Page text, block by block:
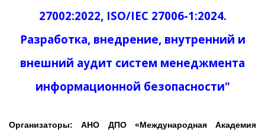
27002:2022, ISO/IEC 27006-1:2024.
Разработка, внедрение, внутренний и
внешний аудит систем менеджмента
информационной безопасности"
Организаторы:АНО ДПО «Международная Академия